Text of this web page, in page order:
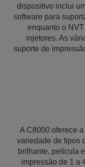
dispositivo inclui
software para
enquanto o
injetores. As
suporte de
A C8000 oferece
variedade de tipos
brilhante, película
impressão de 1 a